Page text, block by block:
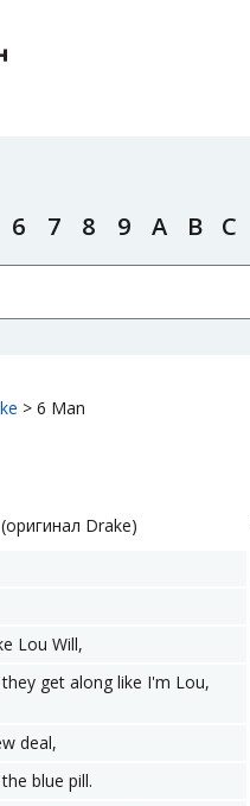
6 7 8 9 A B C
> 6 Man
(оригинал Drake)
Lou Will,
get along like I'm Lou,
deal,
blue pill.